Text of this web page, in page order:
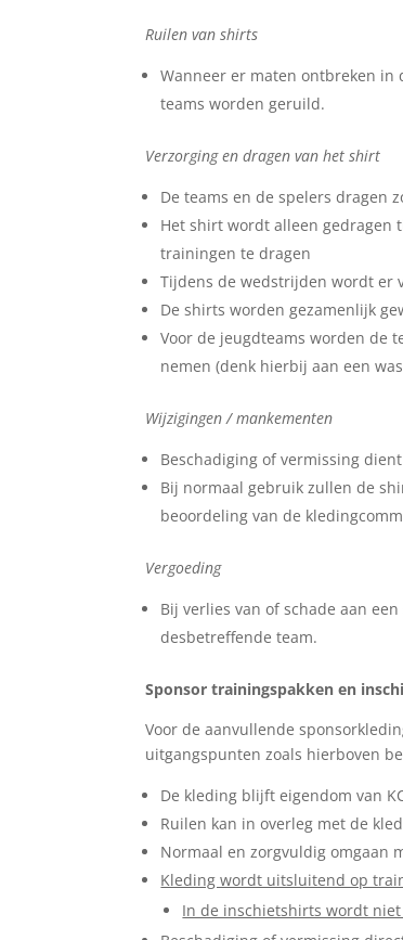
Ruilen van shirts
Wanneer er maten ontbreken in
teams worden geruild.
Verzorging en dragen van het shirt
De teams en de spelers dragen
Het shirt wordt alleen gedragen
trainingen te dragen
Tijdens de wedstrijden wordt er
De shirts worden gezamenlijk
Voor de jeugdteams worden de
nemen (denk hierbij aan een
Wijzigingen / mankementen
Beschadiging of vermissing
Bij normaal gebruik zullen de
beoordeling van de
Vergoeding
Bij verlies van of schade aan
desbetreffende team.
Sponsor trainingspakken en
Voor de aanvullende
uitgangspunten zoals hierboven
De kleding blijft eigendom van
Ruilen kan in overleg met de
Normaal en zorgvuldig omgaan
Kleding wordt uitsluitend op
In de inschietshirts wordt